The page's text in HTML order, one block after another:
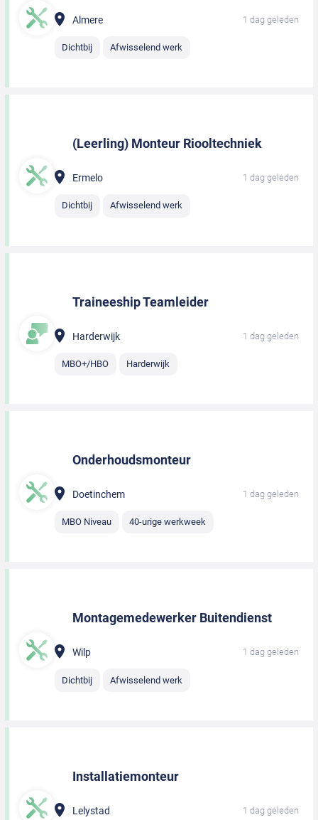
Almere 1 dag geleden
Dichtbij Afwisselend werk
(Leerling) Monteur Riooltechniek
Ermelo 1 dag geleden
Dichtbij Afwisselend werk
Traineeship Teamleider
Harderwijk 1 dag geleden
MBO+/HBO Harderwijk
Onderhoudsmonteur
Doetinchem 1 dag geleden
MBO Niveau 40-urige werkweek
Montagemedewerker Buitendienst
Wilp 1 dag geleden
Dichtbij Afwisselend werk
Installatiemonteur
Lelystad 1 dag geleden